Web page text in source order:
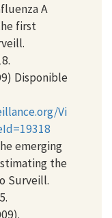
A
first
Disponible
Vi
emerging
the
Surveill.